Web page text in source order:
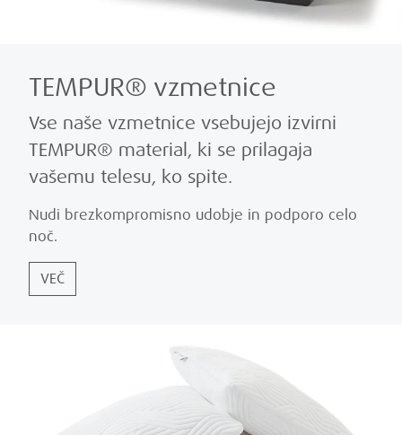
TEMPUR® vzmetnice
Vse naše vzmetnice vsebujejo izvirni
TEMPUR® material, ki se prilagaja
vašemu telesu, ko spite.
Nudi brezkompromisno udobje in podporo celo
noč.
VEČ